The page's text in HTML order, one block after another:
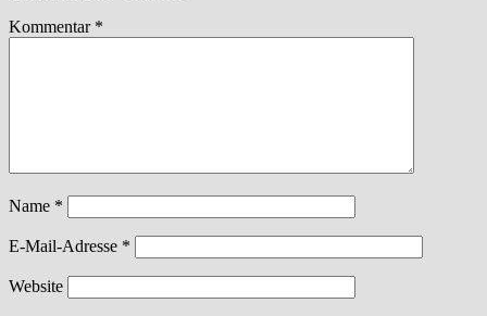
Kommentar *
Name *
E-Mail-Adresse *
Website